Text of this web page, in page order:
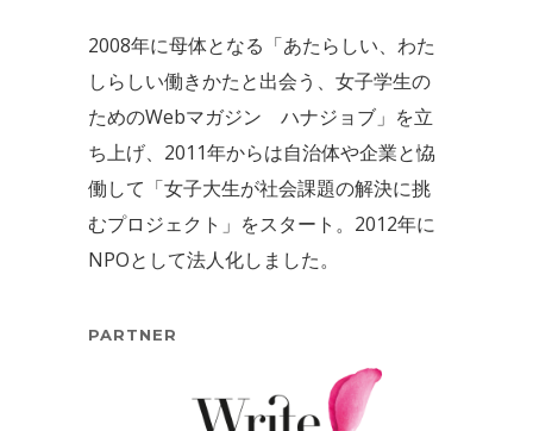
2008年に母体となる「あたらしい、わた
しらしい働きかたと出会う、女子学生の
ためのWebマガジン ハナジョブ」を立
ち上げ、2011年からは自治体や企業と恊
働して「女子大生が社会課題の解決に挑
むプロジェクト」をスタート。2012年に
NPOとして法人化しました。
PARTNER